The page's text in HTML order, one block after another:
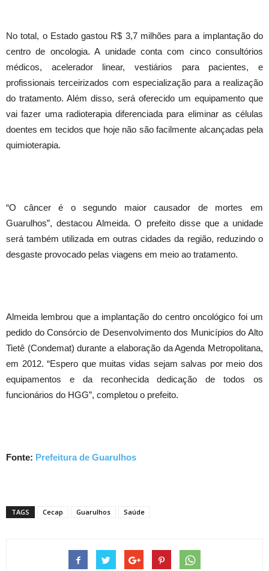
No total, o Estado gastou R$ 3,7 milhões para a implantação do
centro de oncologia. A unidade conta com cinco consultórios
médicos, acelerador linear, vestiários para pacientes, e
profissionais terceirizados com especialização para a realização
do tratamento. Além disso, será oferecido um equipamento que
vai fazer uma radioterapia diferenciada para eliminar as células
doentes em tecidos que hoje não são facilmente alcançadas pela
quimioterapia.
“O câncer é o segundo maior causador de mortes em
Guarulhos”, destacou Almeida. O prefeito disse que a unidade
será também utilizada em outras cidades da região, reduzindo o
desgaste provocado pelas viagens em meio ao tratamento.
Almeida lembrou que a implantação do centro oncológico foi um
pedido do Consórcio de Desenvolvimento dos Municípios do Alto
Tietê (Condemat) durante a elaboração da Agenda Metropolitana,
em 2012. “Espero que muitas vidas sejam salvas por meio dos
equipamentos e da reconhecida dedicação de todos os
funcionários do HGG”, completou o prefeito.
Fonte: Prefeitura de Guarulhos
TAGS Cecap Guarulhos Saúde